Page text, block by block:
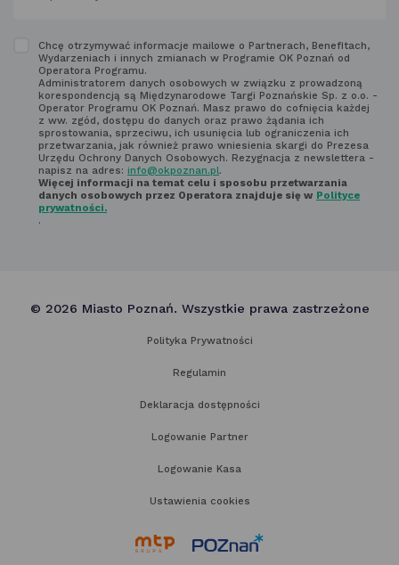
poniżej
Zapoznaj
z regulaminem
newsletter'a
Chcę otrzymywać informacje mailowe o Partnerach, Benefitach,
Wydarzeniach i innych zmianach w Programie OK Poznań od
Operatora Programu.
Administratorem danych osobowych w związku z prowadzoną
korespondencją są Międzynarodowe Targi Poznańskie Sp. z o.o. -
Operator Programu OK Poznań. Masz prawo do cofnięcia każdej
z ww. zgód, dostępu do danych oraz prawo żądania ich
sprostowania, sprzeciwu, ich usunięcia lub ograniczenia ich
przetwarzania, jak również prawo wniesienia skargi do Prezesa
Urzędu Ochrony Danych Osobowych. Rezygnacja z newslettera -
napisz na adres: info@okpoznan.pl.
Więcej informacji na temat celu i sposobu przetwarzania
danych osobowych przez Operatora znajduje się w Polityce
prywatności.
.
© 2026 Miasto Poznań. Wszystkie prawa zastrzeżone
Polityka Prywatności
Regulamin
Deklaracja dostępności
Logowanie Partner
Logowanie Kasa
Ustawienia cookies
link
link